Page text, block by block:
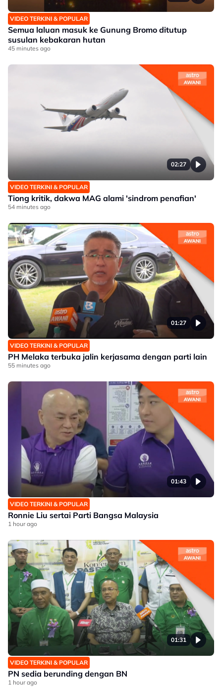
VIDEO TERKINI & POPULAR
Semua laluan masuk ke Gunung Bromo ditutup
susulan kebakaran hutan
45 minutes ago
02:27
VIDEO TERKINI & POPULAR
Tiong kritik, dakwa MAG alami 'sindrom penafian'
54 minutes ago
01:27
VIDEO TERKINI & POPULAR
PH Melaka terbuka jalin kerjasama dengan parti lain
55 minutes ago
01:43
VIDEO TERKINI & POPULAR
Ronnie Liu sertai Parti Bangsa Malaysia
1 hour ago
01:31
VIDEO TERKINI & POPULAR
PN sedia berunding dengan BN
1 hour ago